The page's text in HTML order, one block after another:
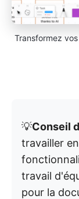
Transformez
💡Conseil
travailler
travail
pour la